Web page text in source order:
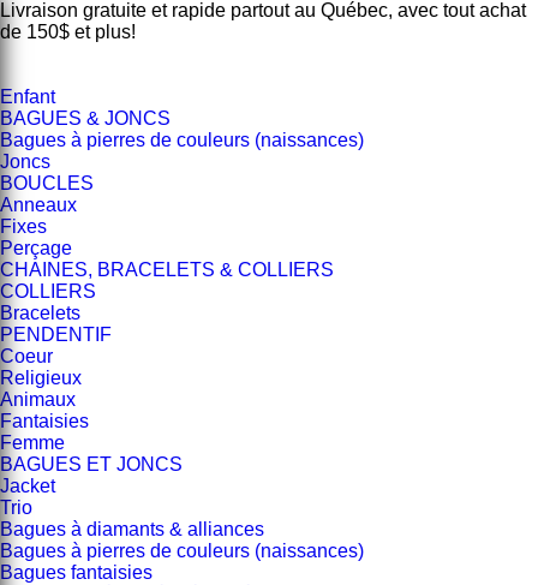
Livraison gratuite et rapide partout au Québec, avec tout achat
de 150$ et plus!
Enfant
BAGUES & JONCS
Bagues à pierres de couleurs (naissances)
Joncs
BOUCLES
Anneaux
Fixes
Perçage
CHAINES, BRACELETS & COLLIERS
COLLIERS
Bracelets
PENDENTIF
Coeur
Religieux
Animaux
Fantaisies
Femme
BAGUES ET JONCS
Jacket
Trio
Bagues à diamants & alliances
Bagues à pierres de couleurs (naissances)
Bagues fantaisies